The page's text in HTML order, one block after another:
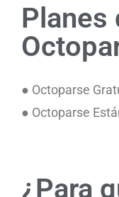
Planes
● Octoparse
● Octoparse
¿Para